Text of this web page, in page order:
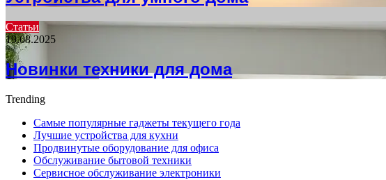
Статьи
19.08.2025
Новинки техники для дома
Trending
Самые популярные гаджеты текущего года
Лучшие устройства для кухни
Продвинутые оборудование для офиса
Обслуживание бытовой техники
Сервисное обслуживание электроники